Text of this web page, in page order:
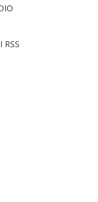
RSS